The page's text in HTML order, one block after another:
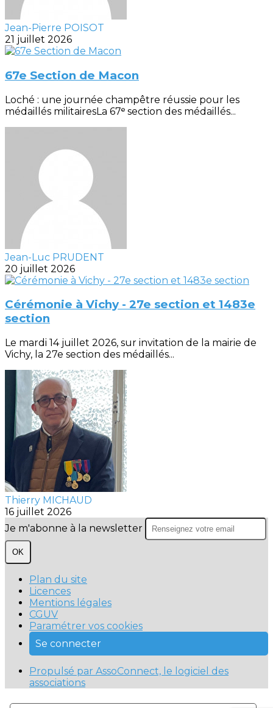
Jean-Pierre POISOT
21 juillet 2026
67e Section de Macon
Loché : une journée champêtre réussie pour les
médaillés militairesLa 67ᵉ section des médaillés...
Jean-Luc PRUDENT
20 juillet 2026
Cérémonie à Vichy - 27e section et 1483e
section
Le mardi 14 juillet 2026, sur invitation de la mairie de
Vichy, la 27e section des médaillés...
Thierry MICHAUD
16 juillet 2026
Je m'abonne à la newsletter
OK
Plan du site
Licences
Mentions légales
CGUV
Paramétrer vos cookies
Se connecter
Propulsé par AssoConnect, le logiciel des
associations